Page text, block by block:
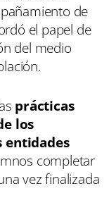
de
el papel de
del medio
prácticas
los
entidades
completar
vez finalizada